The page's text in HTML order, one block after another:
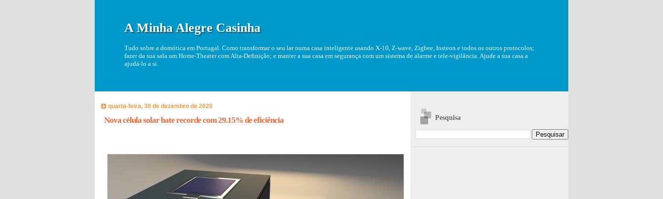
A Minha Alegre Casinha
Tudo sobre a domótica em Portugal. Como transformar o seu lar numa casa inteligente usando X-10, Z-wave, Zigbee, Insteon e todos os outros protocolos;
fazer da sua sala um Home-Theater com Alta-Definição; e manter a sua casa em segurança com um sistema de alarme e tele-vigilância. Ajude a sua casa a
ajudá-lo a si.
quarta-feira, 30 de dezembro de 2020
Nova célula solar bate recorde com 29.15% de eficiência Pesquisa